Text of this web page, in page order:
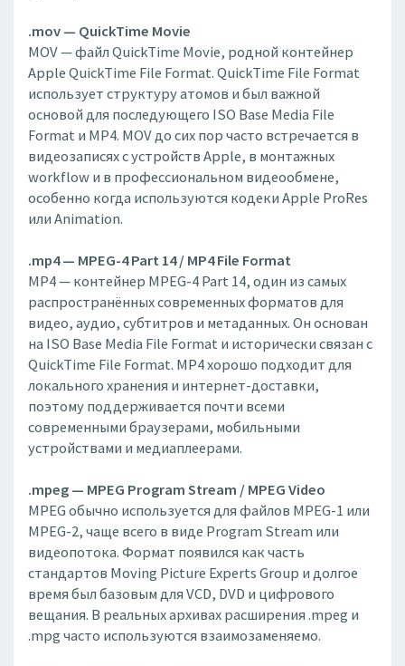
.mov — QuickTime Movie
MOV — файл QuickTime Movie, родной контейнер
Apple QuickTime File Format. QuickTime File Format
использует структуру атомов и был важной
основой для последующего ISO Base Media File
Format и MP4. MOV до сих пор часто встречается в
видеозаписях с устройств Apple, в монтажных
workflow и в профессиональном видеообмене,
особенно когда используются кодеки Apple ProRes
или Animation.
.mp4 — MPEG-4 Part 14 / MP4 File Format
MP4 — контейнер MPEG-4 Part 14, один из самых
распространённых современных форматов для
видео, аудио, субтитров и метаданных. Он основан
на ISO Base Media File Format и исторически связан с
QuickTime File Format. MP4 хорошо подходит для
локального хранения и интернет-доставки,
поэтому поддерживается почти всеми
современными браузерами, мобильными
устройствами и медиаплеерами.
.mpeg — MPEG Program Stream / MPEG Video
MPEG обычно используется для файлов MPEG-1 или
MPEG-2, чаще всего в виде Program Stream или
видеопотока. Формат появился как часть
стандартов Moving Picture Experts Group и долгое
время был базовым для VCD, DVD и цифрового
вещания. В реальных архивах расширения .mpeg и
.mpg часто используются взаимозаменяемо.